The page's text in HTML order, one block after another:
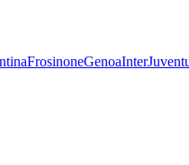
FrosinoneGenoaInter